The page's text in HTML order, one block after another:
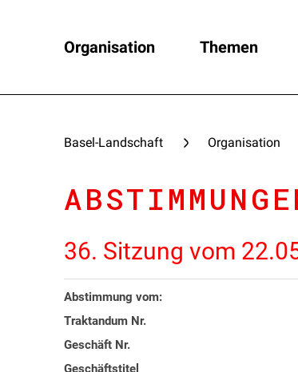
Organisation Themen
Basel-Landschaft Organisation